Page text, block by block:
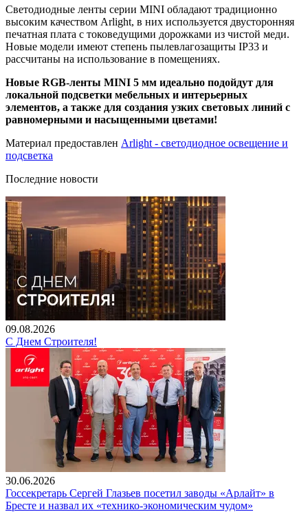
Светодиодные ленты серии MINI обладают традиционно
высоким качеством Arlight, в них используется двусторонняя
печатная плата с токоведущими дорожками из чистой меди.
Новые модели имеют степень пылевлагозащиты IP33 и
рассчитаны на использование в помещениях.
Новые RGB-ленты MINI 5 мм идеально подойдут для
локальной подсветки мебельных и интерьерных
элементов, а также для создания узких световых линий с
равномерными и насыщенными цветами!
Материал предоставлен Arlight - светодиодное освещение и
подсветка
Последние новости
09.08.2026
С Днем Строителя!
30.06.2026
Госсекретарь Сергей Глазьев посетил заводы «Арлайт» в
Бресте и назвал их «технико-экономическим чудом»